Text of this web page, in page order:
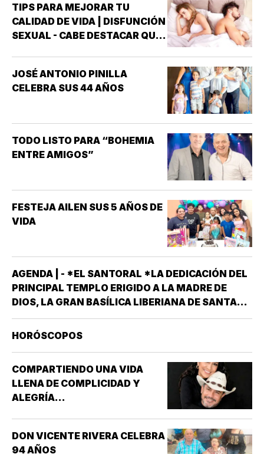
TIPS PARA MEJORAR TU
CALIDAD DE VIDA | DISFUNCIÓN
SEXUAL - CABE DESTACAR QUE
INTERÉS HA GENERADO PARA
LA INVESTIGACIÓN DE NUEVOS
(INCAPACIDAD DE ALCANZAR
Y/O MANTENER…
JOSÉ ANTONIO PINILLA
CELEBRA SUS 44 AÑOS
TODO LISTO PARA “BOHEMIA
ENTRE AMIGOS”
FESTEJA AILEN SUS 5 AÑOS DE
VIDA
AGENDA | - *EL SANTORAL *LA DEDICACIÓN DEL
PRINCIPAL TEMPLO ERIGIDO A LA MADRE DE
DIOS, LA GRAN BASÍLICA LIBERIANA DE SANTA
MARÍA LA MAYOR EN ROMA. NUESTRA SEÑORA
DE LAS NIEVES *SANTOS EMIGDIO OBISPO Y
HORÓSCOPOS
COMPARTIENDO UNA VIDA
LLENA DE COMPLICIDAD Y
ALEGRÍA...
DON VICENTE RIVERA CELEBRA
94 AÑOS